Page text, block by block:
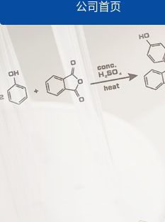
公司首页